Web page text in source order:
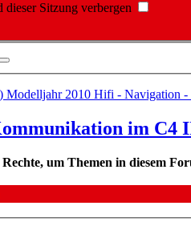
Sitzung verbergen
Modelljahr 2010 Hifi - Navigation
im C4
um Themen in diesem